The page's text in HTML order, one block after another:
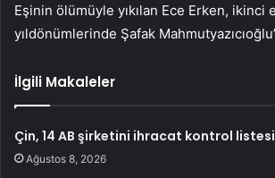
Eşinin ölümüyle yıkılan Ece Erken, ikinci
yıldönümlerinde Şafak
İlgili Makaleler
Çin, 14 AB şirketini ihracat kontrol
Ağustos 8, 2026